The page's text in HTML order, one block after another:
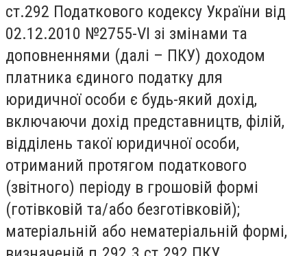
ст.292 Податкового кодексу України від
02.12.2010 №2755-VI зі змінами та
доповненнями (далі – ПКУ) доходом
платника єдиного податку для
юридичної особи є будь-який дохід,
включаючи дохід представництв, філій,
відділень такої юридичної особи,
отриманий протягом податкового
(звітного) періоду в грошовій формі
(готівковій та/або безготівковій);
матеріальній або нематеріальній формі,